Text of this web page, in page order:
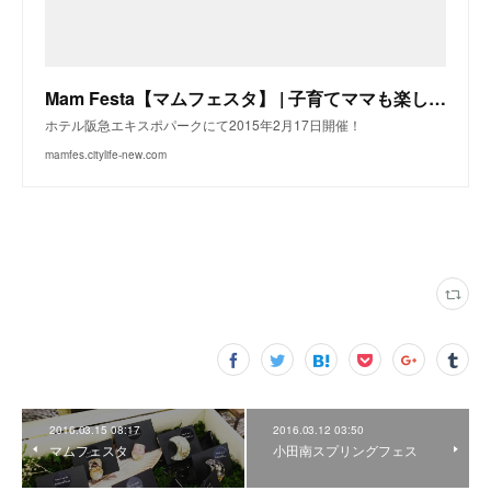
Mam Festa【マムフェスタ】 | 子育てママも楽しく美しく 知と美を磨くONE DAY プロデュース in 吹田
ホテル阪急エキスポパークにて2015年2月17日開催！
mamfes.citylife-new.com
2016.03.15 08:17
マムフェスタ
2016.03.12 03:50
小田南スプリングフェス